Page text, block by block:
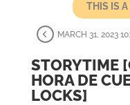
THIS IS A
MARCH 31, 2023
STORYTIME
HORA DE
LOCKS]